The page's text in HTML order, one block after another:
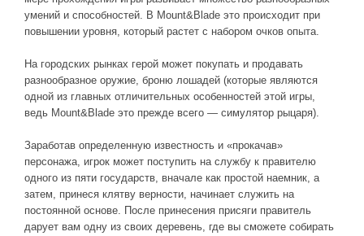
умений и способностей. В Mount&Blade это происходит при
повышении уровня, который растет с набором очков опыта.
На городских рынках герой может покупать и продавать
разнообразное оружие, броню лошадей (которые являются
одной из главных отличительных особенностей этой игры,
ведь Mount&Blade это прежде всего — симулятор рыцаря).
Заработав определенную известность и «прокачав»
персонажа, игрок может поступить на службу к правителю
одного из пяти государств, вначале как простой наемник, а
затем, принеся клятву верности, начинает служить на
постоянной основе. После принесения присяги правитель
дарует вам одну из своих деревень, где вы сможете собирать